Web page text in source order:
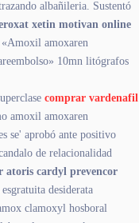
albañileria. Sustentó
xetin motivan online
amoxaren
10mn litógrafos
comprar vardenafil
amoxil amoxaren
se' aprobó ante positivo
de relacionalidad
atoris cardyl prevencor
desiderata
clamoxyl hosboral